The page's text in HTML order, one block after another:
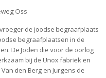
Oss
de joodse begraafplaats
begraafplaatsen in de
De Joden die voor de oorlog
bij de Unox fabriek en
den Berg en Jurgens de